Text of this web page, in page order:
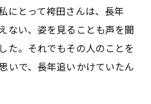
にとって袴田さんは、長年
ない、姿を見ることも声を聞
た。それでもその人のことを
いで、長年追いかけていたん